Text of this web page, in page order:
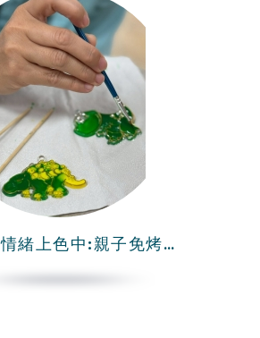
115年-情緒上色中:親子免烤膠畫玩心藝術